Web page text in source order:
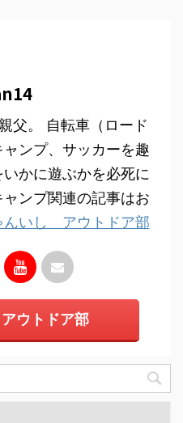
父。 自転車（ロード
ンプ、サッカーを趣
かに遊ぶかを必死に
ンプ関連の記事はお
んいし アウトドア部
ウトドア部